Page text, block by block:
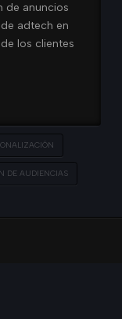
de anuncios
adtech en
los clientes
DE AUDIENCIAS